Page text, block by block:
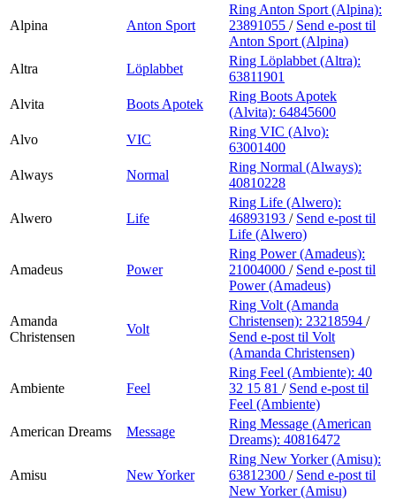
Alpina Anton Sport
Ring Anton Sport (Alpina):
23891055 / Send e-post til
Anton Sport (Alpina)
Altra
Löplabbet
Ring Löplabbet (Altra):
63811901
Alvita
Boots Apotek
Ring Boots Apotek
(Alvita): 64845600
Alvo
VIC
Ring VIC (Alvo):
63001400
Always
Normal
Ring Normal (Always):
40810228
Alwero Life
Ring Life (Alwero):
46893193 / Send e-post til
Life (Alwero)
Amadeus Power
Ring Power (Amadeus):
21004000 / Send e-post til
Power (Amadeus)
Amanda
Christensen
Volt
Ring Volt (Amanda
Christensen): 23218594 /
Send e-post til Volt
(Amanda Christensen)
Ambiente Feel
Ring Feel (Ambiente): 40
32 15 81 / Send e-post til
Feel (Ambiente)
American Dreams
Message
Ring Message (American
Dreams): 40816472
Amisu New Yorker
Ring New Yorker (Amisu):
63812300 / Send e-post til
New Yorker (Amisu)